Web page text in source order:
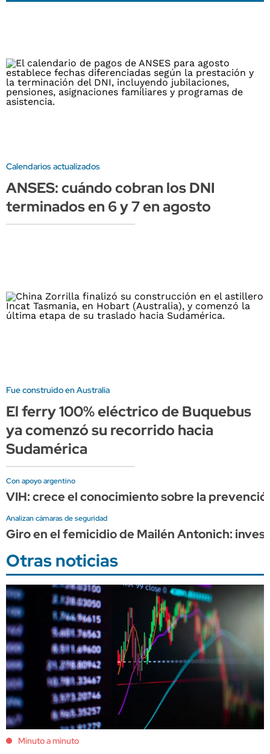
Calendarios actualizados
ANSES: cuándo cobran los DNI
terminados en 6 y 7 en agosto
Fue construido en Australia
El ferry 100% eléctrico de Buquebus
ya comenzó su recorrido hacia
Sudamérica
Con apoyo argentino
VIH: crece el conocimiento sobre la
Analizan cámaras de seguridad
Giro en el femicidio de Mailén Antonich:
Otras noticias
Minuto a minuto